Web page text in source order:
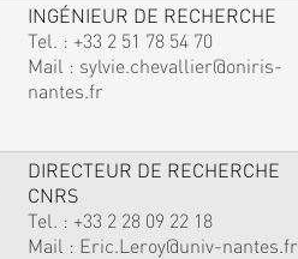
INGÉNIEUR DE RECHERCHE
Tel. : +33 2 51 78 54 70
Mail : sylvie.chevallier@oniris-
nantes.fr
DIRECTEUR DE RECHERCHE
CNRS
Tel. : +33 2 28 09 22 18
Mail : Eric.Leroy@univ-nantes.fr